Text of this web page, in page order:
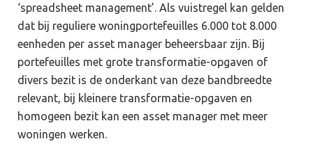
‘spreadsheet management’. Als vuistregel kan gelden
dat bij reguliere woningportefeuilles 6.000 tot 8.000
eenheden per asset manager beheersbaar zijn. Bij
portefeuilles met grote transformatie-opgaven of
divers bezit is de onderkant van deze bandbreedte
relevant, bij kleinere transformatie-opgaven en
homogeen bezit kan een asset manager met meer
woningen werken.